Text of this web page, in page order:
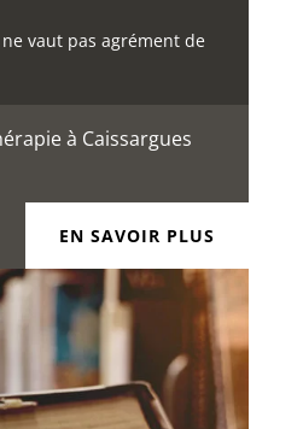
vaut pas agrément de
à Caissargues
EN SAVOIR PLUS